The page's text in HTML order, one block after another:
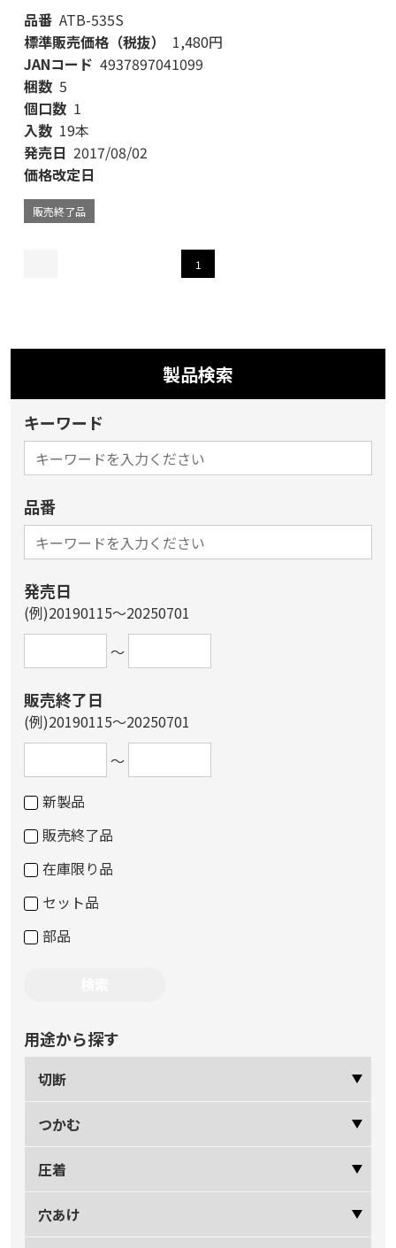
品番 ATB-535S
標準販売価格（税抜）
1,480円
JANコード 4937897041099
梱数 5
個口数 1
入数 19本
発売日 2017/08/02
価格改定日
販売終了品
1
製品検索
キーワード
品番
発売日
(例)20190115～20250701
～
販売終了日
(例)20190115～20250701
～
新製品
販売終了品
在庫限り品
セット品
部品
用途から探す
切断
つかむ
圧着
穴あけ